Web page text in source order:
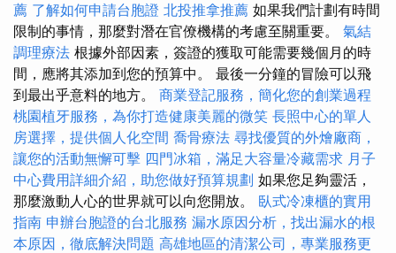
薦 了解如何申請台胞證 北投推拿推薦 如果我們計劃有時間
限制的事情，那麼對潛在官僚機構的考慮至關重要。 氣結
調理療法 根據外部因素，簽證的獲取可能需要幾個月的時
間，應將其添加到您的預算中。 最後一分鐘的冒險可以飛
到最出乎意料的地方。 商業登記服務，簡化您的創業過程
桃園植牙服務，為你打造健康美麗的微笑 長照中心的單人
房選擇，提供個人化空間 喬骨療法 尋找優質的外燴廠商，
讓您的活動無懈可擊 四門冰箱，滿足大容量冷藏需求 月子
中心費用詳細介紹，助您做好預算規劃 如果您足夠靈活，
那麼激動人心的世界就可以向您開放。 臥式冷凍櫃的實用
指南 申辦台胞證的台北服務 漏水原因分析，找出漏水的根
本原因，徹底解決問題 高雄地區的清潔公司，專業服務更